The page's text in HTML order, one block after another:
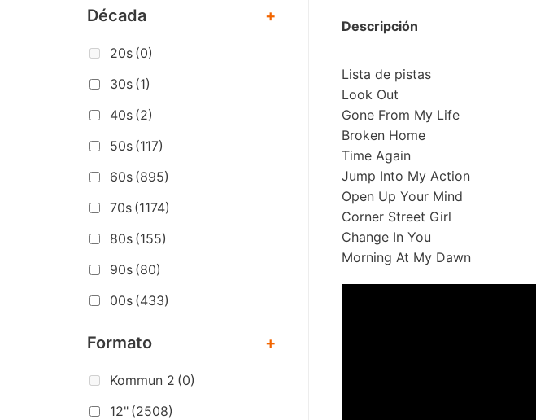
Década +
20s (0)
30s (1)
40s (2)
50s (117)
60s (895)
70s (1174)
80s (155)
90s (80)
00s (433)
Formato +
Kommun 2 (0)
12" (2508)
Descripción
Lista de pistas
Look Out
Gone From My Life
Broken Home
Time Again
Jump Into My Action
Open Up Your Mind
Corner Street Girl
Change In You
Morning At My Dawn